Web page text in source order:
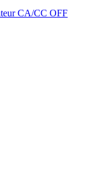
CA/CC OFF